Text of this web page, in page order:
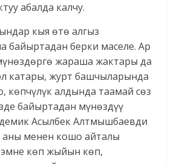
абалда калчу.
кыя өтө алгыз
байыртадан берки маселе. Ар
жараша жактары да
катары, журт башчыларында
көпчүлүк алдында таамай сөз
байыртадан мүнөздүү
Асылбек Алтмышбаевди
аны менен кошо айталы
көп жыйын көп,